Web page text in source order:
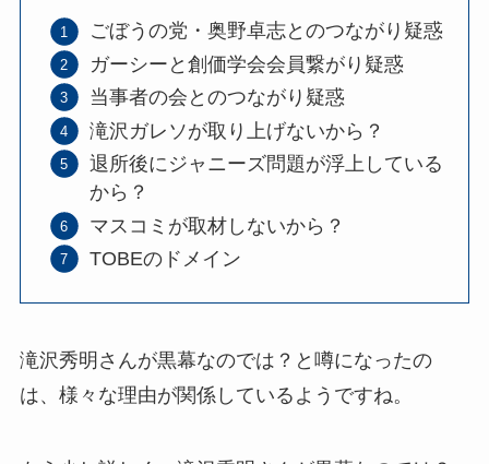
ごぼうの党・奥野卓志とのつながり疑惑
ガーシーと創価学会会員繋がり疑惑
当事者の会とのつながり疑惑
滝沢ガレソが取り上げないから？
退所後にジャニーズ問題が浮上している
から？
マスコミが取材しないから？
TOBEのドメイン
滝沢秀明さんが黒幕なのでは？と噂になったの
は、様々な理由が関係しているようですね。